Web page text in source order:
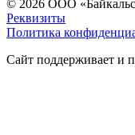
© 2026 ООО
Реквизиты
Политика
Сайт поддерживает и